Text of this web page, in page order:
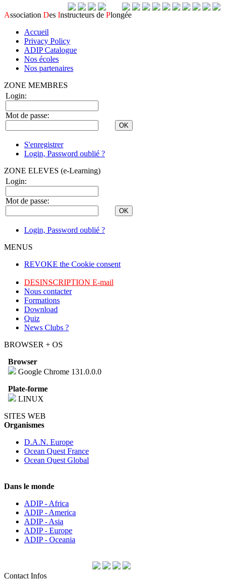
Association Des Instructeurs de Plongée
Accueil
Privacy Policy
ADIP Catalogue
Nos écoles
Nos partenaires
ZONE MEMBRES
Login:
Mot de passe:
S'enregistrer
Login, Password oublié ?
ZONE ELEVES (e-Learning)
Login:
Mot de passe:
Login, Password oublié ?
MENUS
REVOKE the Cookie consent
DESINSCRIPTION E-mail
Nous contacter
Formations
Download
Quiz
News Clubs ?
BROWSER + OS
Browser
Google Chrome 131.0.0.0
Plate-forme
LINUX
SITES WEB
Organismes
D.A.N. Europe
Ocean Quest France
Ocean Quest Global
Dans le monde
ADIP - Africa
ADIP - America
ADIP - Asia
ADIP - Europe
ADIP - Oceania
Contact Infos